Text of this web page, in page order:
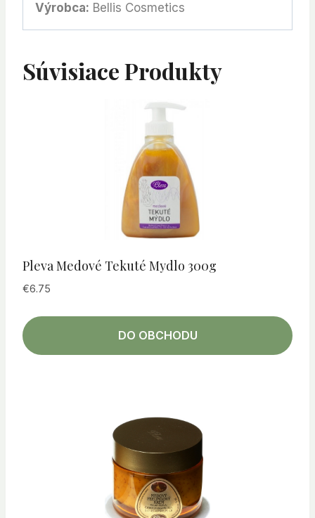
Výrobca: Bellis Cosmetics
Súvisiace Produkty
Pleva Medové Tekuté Mydlo 300g
€6.75
DO OBCHODU